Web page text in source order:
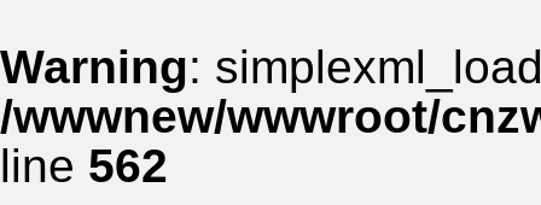
Warning:
/wwwnew/wwwroot/
line 562